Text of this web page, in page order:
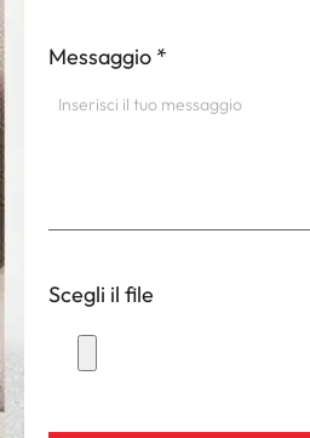
Messaggio *
Scegli il file